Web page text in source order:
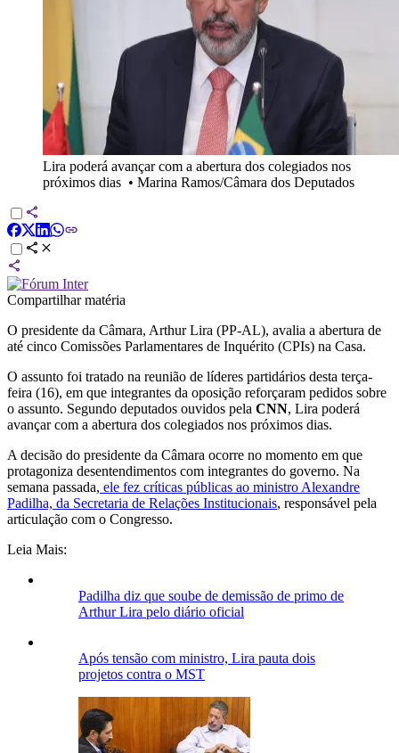
Lira poderá avançar com a abertura dos colegiados nos
próximos dias • Marina Ramos/Câmara dos Deputados
Compartilhar matéria
O presidente da Câmara, Arthur Lira (PP-AL), avalia a abertura de
até cinco Comissões Parlamentares de Inquérito (CPIs) na Casa.
O assunto foi tratado na reunião de líderes partidários desta terça-
feira (16), em que integrantes da oposição reforçaram pedidos sobre
o assunto. Segundo deputados ouvidos pela CNN, Lira poderá
avançar com a abertura dos colegiados nos próximos dias.
A decisão do presidente da Câmara ocorre no momento em que
protagoniza desentendimentos com integrantes do governo. Na
semana passada, ele fez críticas públicas ao ministro Alexandre
Padilha, da Secretaria de Relações Institucionais, responsável pela
articulação com o Congresso.
Leia Mais:
Padilha diz que soube de demissão de primo de
Arthur Lira pelo diário oficial
Após tensão com ministro, Lira pauta dois
projetos contra o MST